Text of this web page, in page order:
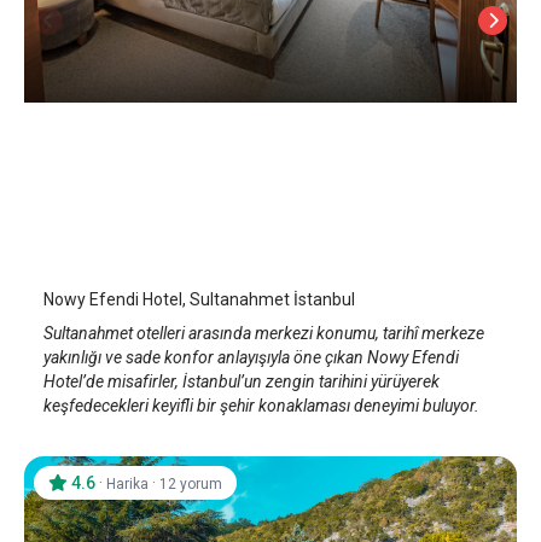
Nowy Efendi Hotel, Sultanahmet İstanbul
Sultanahmet otelleri arasında merkezi konumu, tarihî merkeze
yakınlığı ve sade konfor anlayışıyla öne çıkan Nowy Efendi
Hotel’de misafirler, İstanbul’un zengin tarihini yürüyerek
keşfedecekleri keyifli bir şehir konaklaması deneyimi buluyor.
4.6 · Harika · 12 yorum